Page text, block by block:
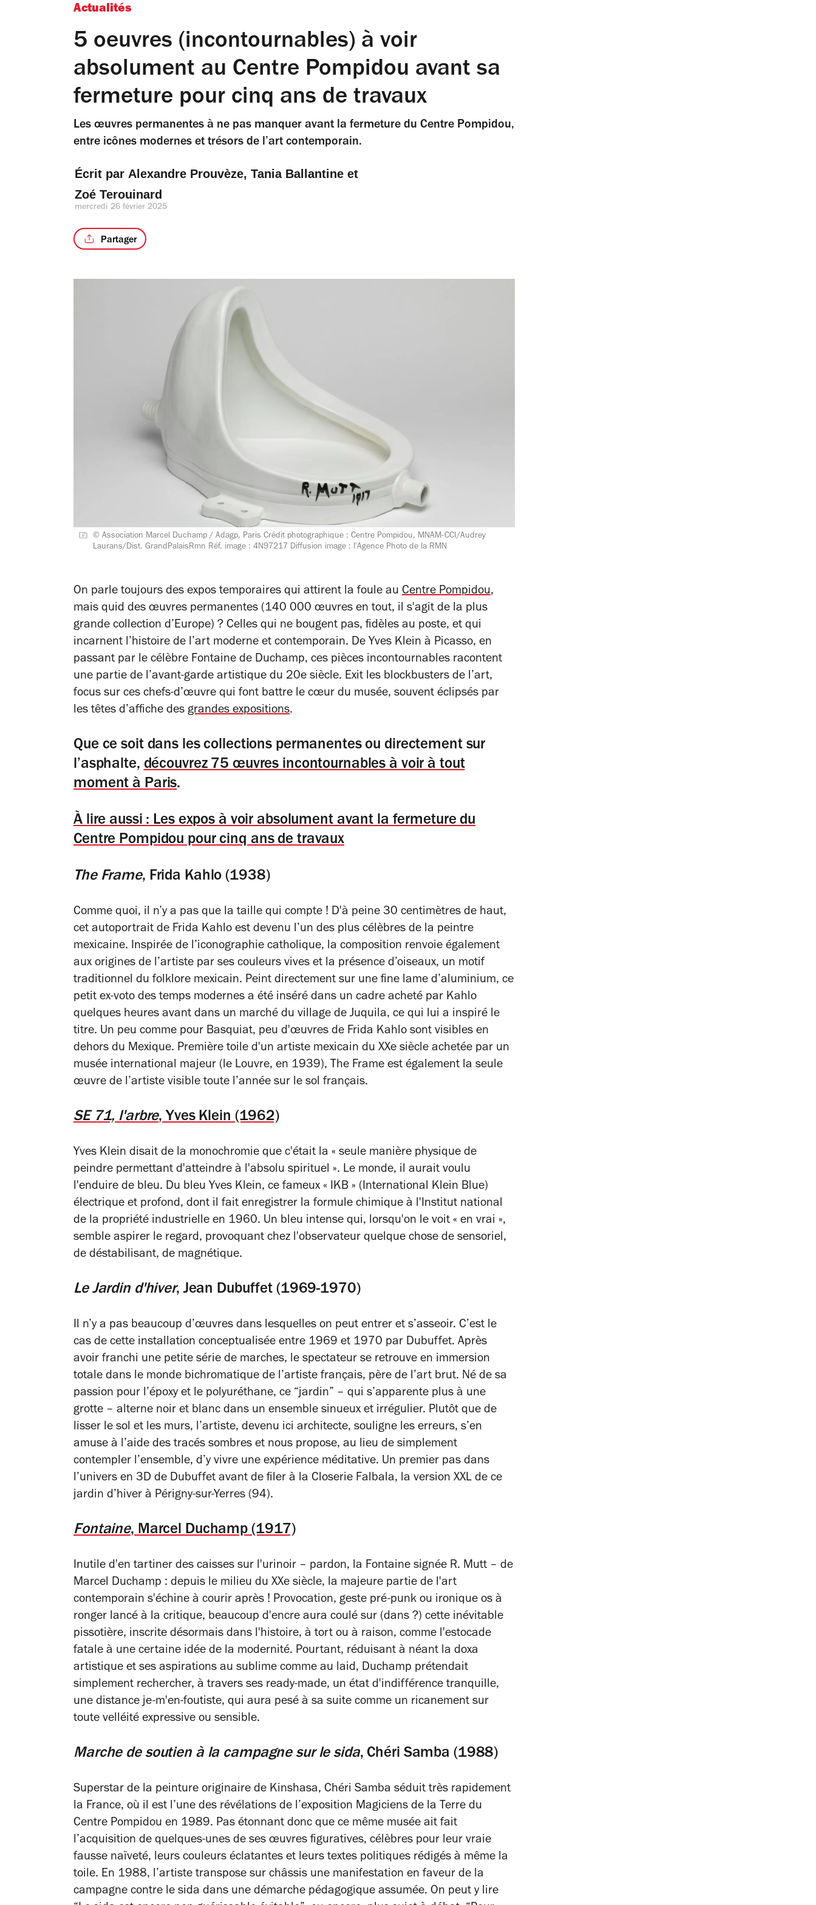
Actualités
5 oeuvres (incontournables) à voir
absolument au Centre Pompidou avant sa
fermeture pour cinq ans de travaux
Les œuvres permanentes à ne pas manquer avant la fermeture du Centre Pompidou,
entre icônes modernes et trésors de l’art contemporain.
Écrit par Alexandre Prouvèze, Tania Ballantine et
Zoé Terouinard
mercredi 26 février 2025
Partager
© Association Marcel Duchamp / Adagp, Paris Crédit photographique : Centre Pompidou, MNAM-CCI/Audrey
Laurans/Dist. GrandPalaisRmn Réf. image : 4N97217 Diffusion image : l'Agence Photo de la RMN
On parle toujours des expos temporaires qui attirent la foule au Centre Pompidou,
mais quid des œuvres permanentes (140 000 œuvres en tout, il s'agit de la plus
grande collection d’Europe) ? Celles qui ne bougent pas, fidèles au poste, et qui
incarnent l’histoire de l’art moderne et contemporain. De Yves Klein à Picasso, en
passant par le célèbre Fontaine de Duchamp, ces pièces incontournables racontent
une partie de l’avant-garde artistique du 20e siècle. Exit les blockbusters de l’art,
focus sur ces chefs-d’œuvre qui font battre le cœur du musée, souvent éclipsés par
les têtes d’affiche des grandes expositions.
Que ce soit dans les collections permanentes ou directement sur
l’asphalte, découvrez 75 œuvres incontournables à voir à tout
moment à Paris.
À lire aussi : Les expos à voir absolument avant la fermeture du
Centre Pompidou pour cinq ans de travaux
The Frame, Frida Kahlo (1938)
Comme quoi, il n’y a pas que la taille qui compte ! D'à peine 30 centimètres de haut,
cet autoportrait de Frida Kahlo est devenu l’un des plus célèbres de la peintre
mexicaine. Inspirée de l’iconographie catholique, la composition renvoie également
aux origines de l’artiste par ses couleurs vives et la présence d’oiseaux, un motif
traditionnel du folklore mexicain. Peint directement sur une fine lame d’aluminium, ce
petit ex-voto des temps modernes a été inséré dans un cadre acheté par Kahlo
quelques heures avant dans un marché du village de Juquila, ce qui lui a inspiré le
titre. Un peu comme pour Basquiat, peu d'œuvres de Frida Kahlo sont visibles en
dehors du Mexique. Première toile d'un artiste mexicain du XXe siècle achetée par un
musée international majeur (le Louvre, en 1939), The Frame est également la seule
œuvre de l’artiste visible toute l’année sur le sol français.
SE 71, l'arbre, Yves Klein (1962)
Yves Klein disait de la monochromie que c'était la « seule manière physique de
peindre permettant d'atteindre à l'absolu spirituel ». Le monde, il aurait voulu
l'enduire de bleu. Du bleu Yves Klein, ce fameux « IKB » (International Klein Blue)
électrique et profond, dont il fait enregistrer la formule chimique à l'Institut national
de la propriété industrielle en 1960. Un bleu intense qui, lorsqu'on le voit « en vrai »,
semble aspirer le regard, provoquant chez l'observateur quelque chose de sensoriel,
de déstabilisant, de magnétique.
Le Jardin d'hiver, Jean Dubuffet (1969-1970)
Il n’y a pas beaucoup d’œuvres dans lesquelles on peut entrer et s’asseoir. C’est le
cas de cette installation conceptualisée entre 1969 et 1970 par Dubuffet. Après
avoir franchi une petite série de marches, le spectateur se retrouve en immersion
totale dans le monde bichromatique de l’artiste français, père de l’art brut. Né de sa
passion pour l’époxy et le polyuréthane, ce “jardin” – qui s’apparente plus à une
grotte – alterne noir et blanc dans un ensemble sinueux et irrégulier. Plutôt que de
lisser le sol et les murs, l’artiste, devenu ici architecte, souligne les erreurs, s’en
amuse à l’aide des tracés sombres et nous propose, au lieu de simplement
contempler l’ensemble, d’y vivre une expérience méditative. Un premier pas dans
l’univers en 3D de Dubuffet avant de filer à la Closerie Falbala, la version XXL de ce
jardin d’hiver à Périgny-sur-Yerres (94).
Fontaine, Marcel Duchamp (1917)
Inutile d'en tartiner des caisses sur l'urinoir – pardon, la Fontaine signée R. Mutt – de
Marcel Duchamp : depuis le milieu du XXe siècle, la majeure partie de l'art
contemporain s'échine à courir après ! Provocation, geste pré-punk ou ironique os à
ronger lancé à la critique, beaucoup d'encre aura coulé sur (dans ?) cette inévitable
pissotière, inscrite désormais dans l'histoire, à tort ou à raison, comme l'estocade
fatale à une certaine idée de la modernité. Pourtant, réduisant à néant la doxa
artistique et ses aspirations au sublime comme au laid, Duchamp prétendait
simplement rechercher, à travers ses ready-made, un état d'indifférence tranquille,
une distance je-m'en-foutiste, qui aura pesé à sa suite comme un ricanement sur
toute velléité expressive ou sensible.
Marche de soutien à la campagne sur le sida, Chéri Samba (1988)
Superstar de la peinture originaire de Kinshasa, Chéri Samba séduit très rapidement
la France, où il est l’une des révélations de l’exposition Magiciens de la Terre du
Centre Pompidou en 1989. Pas étonnant donc que ce même musée ait fait
l’acquisition de quelques-unes de ses œuvres figuratives, célèbres pour leur vraie
fausse naïveté, leurs couleurs éclatantes et leurs textes politiques rédigés à même la
toile. En 1988, l’artiste transpose sur châssis une manifestation en faveur de la
campagne contre le sida dans une démarche pédagogique assumée. On peut y lire